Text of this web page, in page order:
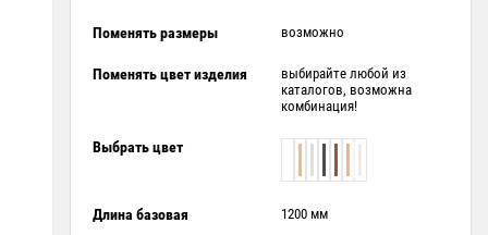
Поменять размеры возможно
Поменять цвет изделия
выбирайте любой из
каталогов, возможна
комбинация!
Выбрать цвет
Длина базовая 1200 мм